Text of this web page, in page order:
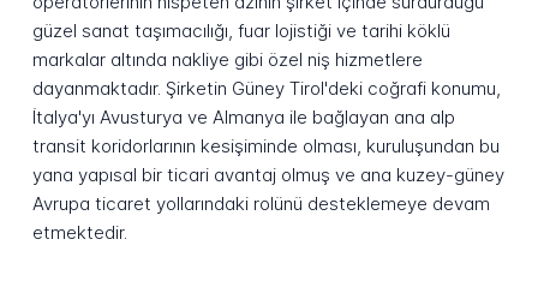
güzel sanat taşımacılığı, fuar lojistiği ve tarihi köklü
markalar altında nakliye gibi özel niş hizmetlere
dayanmaktadır. Şirketin Güney Tirol'deki coğrafi konumu,
İtalya'yı Avusturya ve Almanya ile bağlayan ana alp
transit koridorlarının kesişiminde olması, kuruluşundan bu
yana yapısal bir ticari avantaj olmuş ve ana kuzey-güney
Avrupa ticaret yollarındaki rolünü desteklemeye devam
etmektedir.